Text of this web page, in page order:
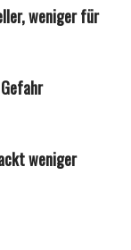
weniger für
weniger